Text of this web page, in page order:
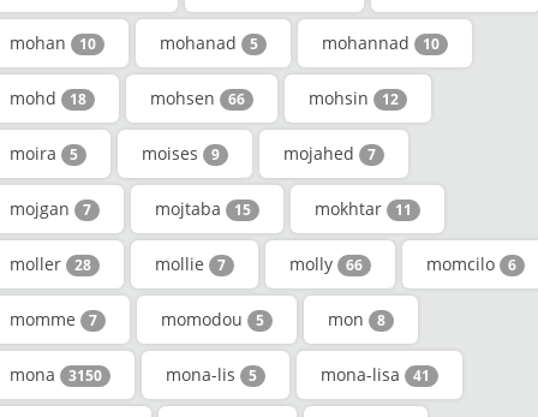
mohan 10 mohanad 5 mohannad 10
mohd 18 mohsen 66 mohsin 12
moira 5 moises 9 mojahed 7
mojgan 7 mojtaba 15 mokhtar 11
moller 28 mollie 7 molly 66 momcilo 6
momme 7 momodou 5 mon 8
mona 3150 mona-lis 5 mona-lisa 41